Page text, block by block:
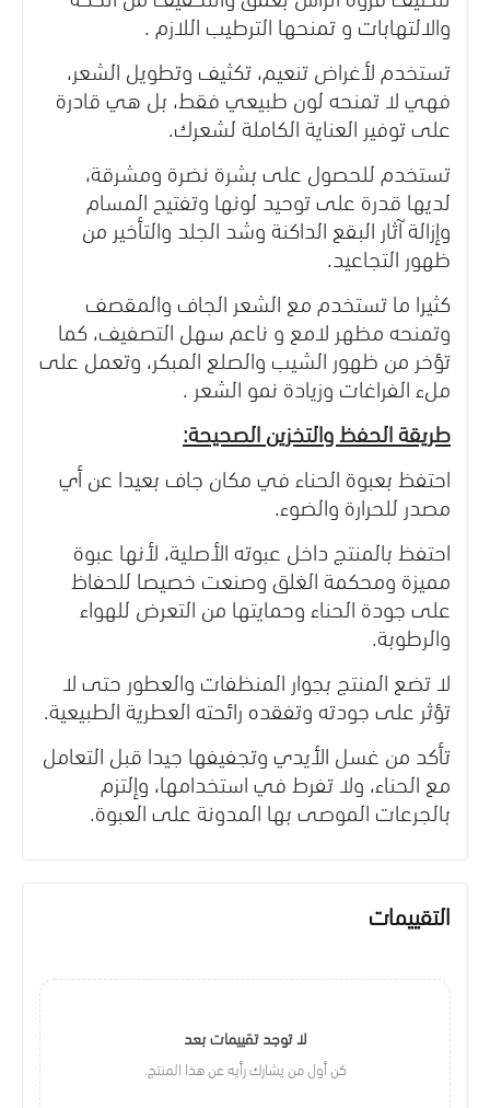
والالتهابات و تمنحها الترطيب اللازم .
تستخدم لأغراض تنعيم، تكثيف وتطويل الشعر،
فهي لا تمنحه لون طبيعي فقط، بل هي قادرة
على توفير العناية الكاملة لشعرك.
تستخدم للحصول على بشرة نضرة ومشرقة،
لديها قدرة على توحيد لونها وتفتيح المسام
وإزالة آثار البقع الداكنة وشد الجلد والتأخير من
ظهور التجاعيد.
كثيرا ما تستخدم مع الشعر الجاف والمقصف
وتمنحه مظهر لامع و ناعم سهل التصفيف، كما
تؤخر من ظهور الشيب والصلع المبكر، وتعمل على
ملء الفراغات وزيادة نمو الشعر .
طريقة الحفظ والتخزين الصحيحة:
احتفظ بعبوة الحناء في مكان جاف بعيدا عن أي
مصدر للحرارة والضوء.
احتفظ بالمنتج داخل عبوته الأصلية، لأنها عبوة
مميزة ومحكمة الغلق وصنعت خصيصا للحفاظ
على جودة الحناء وحمايتها من التعرض للهواء
والرطوبة.
لا تضع المنتج بجوار المنظفات والعطور حتى لا
تؤثر على جودته وتفقده رائحته العطرية الطبيعية.
تأكد من غسل الأيدي وتجفيفها جيدا قبل التعامل
مع الحناء، ولا تفرط في استخدامها، وإلتزم
بالجرعات الموصى بها المدونة على العبوة.
التقييمات
لا توجد تقييمات بعد
كن أول من يشارك رأيه عن هذا المنتج.